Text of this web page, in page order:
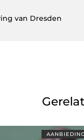
van Dresden